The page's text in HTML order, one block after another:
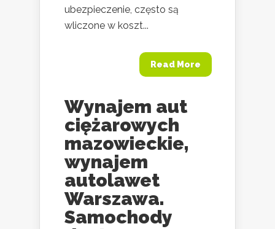
ubezpieczenie, często są
wliczone w koszt...
Read More
Wynajem aut
ciężarowych
mazowieckie,
wynajem
autolawet
Warszawa.
Samochody